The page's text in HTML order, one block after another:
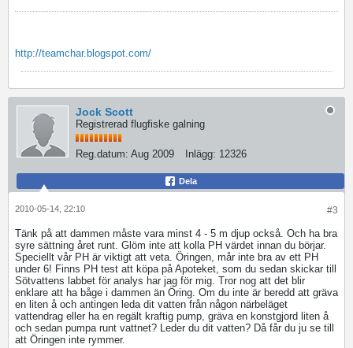
http://teamchar.blogspot.com/
Jock Scott
Registrerad flugfiske galning
Reg.datum: Aug 2009 Inlägg: 12326
Dela
#3
2010-05-14, 22:10
Tänk på att dammen måste vara minst 4 - 5 m djup också. Och ha bra
syre sättning året runt. Glöm inte att kolla PH värdet innan du börjar.
Speciellt vår PH är viktigt att veta. Öringen, mår inte bra av ett PH
under 6! Finns PH test att köpa på Apoteket, som du sedan skickar till
Sötvattens labbet för analys har jag för mig. Tror nog att det blir
enklare att ha båge i dammen än Öring. Om du inte är beredd att gräva
en liten å och antingen leda dit vatten från någon närbeläget
vattendrag eller ha en regält kraftig pump, gräva en konstgjord liten å
och sedan pumpa runt vattnet? Leder du dit vatten? Då får du ju se till
att Öringen inte rymmer.